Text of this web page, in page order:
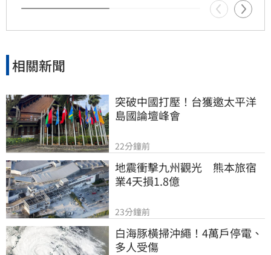
相關新聞
突破中國打壓！台獲邀太平洋
島國論壇峰會
22分鐘前
地震衝擊九州觀光　熊本旅宿
業4天損1.8億
23分鐘前
白海豚橫掃沖繩！4萬戶停電、
多人受傷